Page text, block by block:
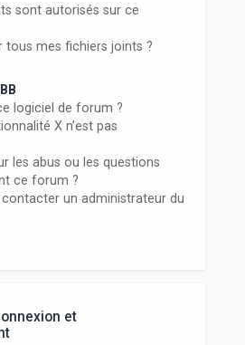
sont autorisés sur ce
tous mes fichiers joints ?
logiciel de forum ?
X n’est pas
les abus ou les questions
ce forum ?
un administrateur du
et